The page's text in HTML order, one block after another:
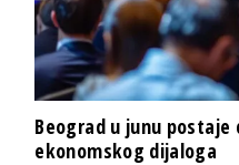
Beograd u junu
ekonomskog dijaloga